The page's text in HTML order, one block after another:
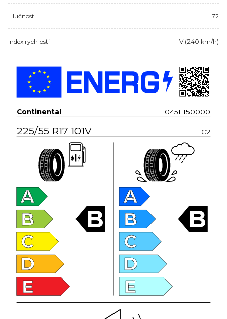
Hlučnost 72
Index rychlosti V (240 km/h)
Continental 04511150000
225/55 R17 101V C2
A
B
C
D
E
B
A
B
C
D
E
B